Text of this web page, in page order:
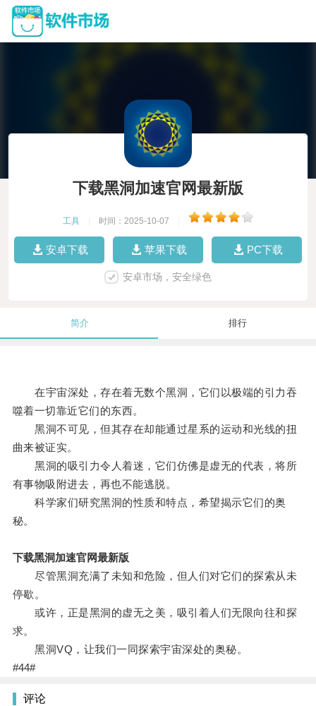
下载黑洞加速官网最新版
工具 时间：2025-10-07
安卓下载 苹果下载 PC下载
安卓市场，安全绿色
简介 排行
在宇宙深处，存在着无数个黑洞，它们以极端的引力吞
噬着一切靠近它们的东西。
黑洞不可见，但其存在却能通过星系的运动和光线的扭
曲来被证实。
黑洞的吸引力令人着迷，它们仿佛是虚无的代表，将所
有事物吸附进去，再也不能逃脱。
科学家们研究黑洞的性质和特点，希望揭示它们的奥
秘。
下载黑洞加速官网最新版
尽管黑洞充满了未知和危险，但人们对它们的探索从未
停歇。
或许，正是黑洞的虚无之美，吸引着人们无限向往和探
求。
黑洞VQ，让我们一同探索宇宙深处的奥秘。
#44#
评论